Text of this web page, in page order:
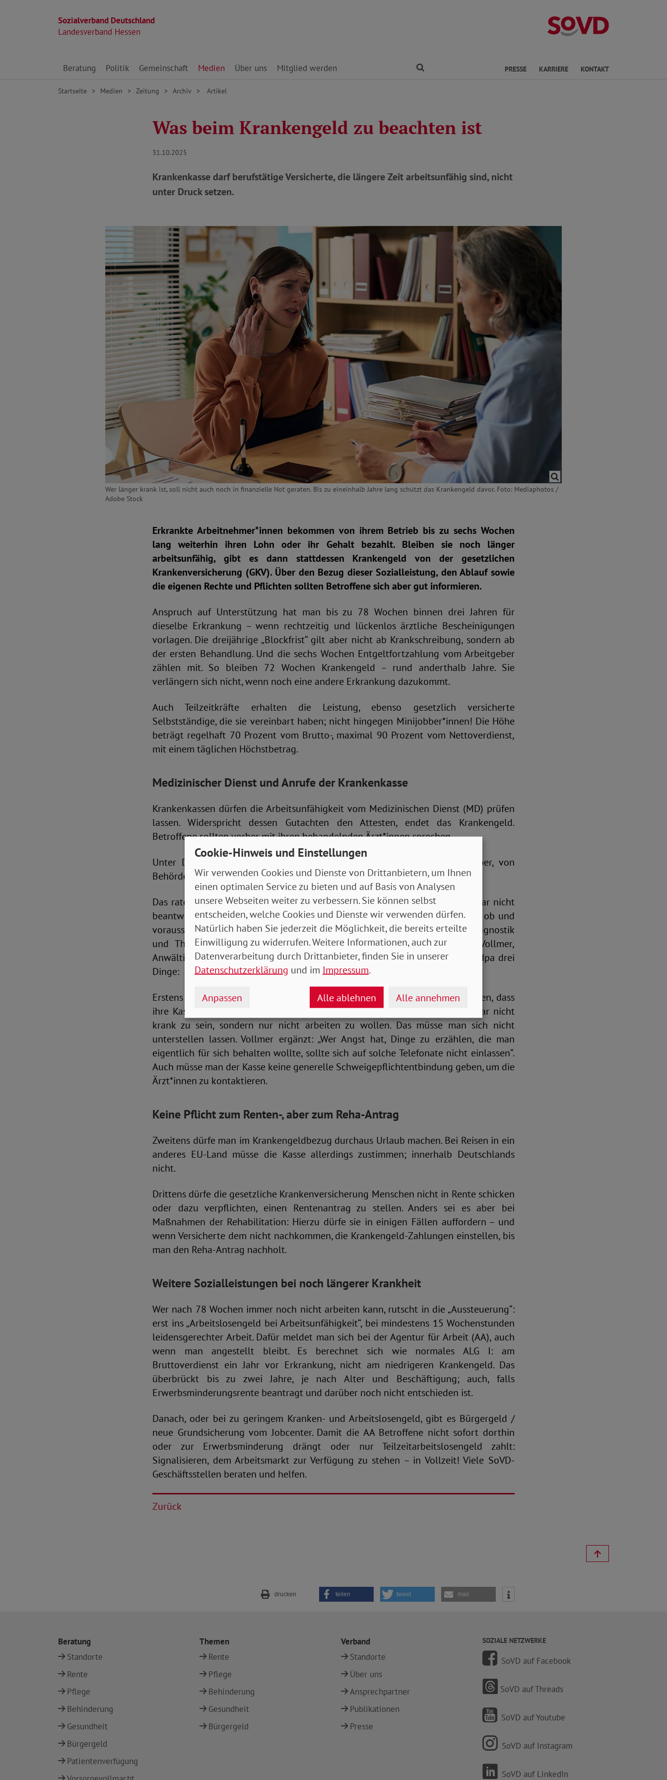
Sozialverband Deutschland
Landesverband Hessen
Landesverband
Direkt zu den Inhalten springen
Beratung Politik Gemeinschaft Medien Über uns Mitglied werden PRESSE KARRIERE KONTAKT
Startseite Medien Zeitung Archiv Artikel
Was beim Krankengeld zu beachten ist
31.10.2025
Krankenkasse darf berufstätige Versicherte, die längere Zeit arbeitsunfähig sind, nicht
unter Druck setzen.
Wer länger krank ist, soll nicht auch noch in finanzielle Not geraten. Bis zu eineinhalb Jahre lang schützt das Krankengeld davor. Foto: Mediaphotos /
Adobe Stock
Erkrankte Arbeitnehmer*innen bekommen von ihrem Betrieb bis zu sechs Wochen
lang weiterhin ihren Lohn oder ihr Gehalt bezahlt. Bleiben sie noch länger
arbeitsunfähig, gibt es dann stattdessen Krankengeld von der gesetzlichen
Krankenversicherung (GKV). Über den Bezug dieser Sozialleistung, den Ablauf sowie
die eigenen Rechte und Pflichten sollten Betroffene sich aber gut informieren.
Anspruch auf Unterstützung hat man bis zu 78 Wochen binnen drei Jahren für
dieselbe Erkrankung – wenn rechtzeitig und lückenlos ärztliche Bescheinigungen
vorlagen. Die dreijährige „Blockfrist“ gilt aber nicht ab Krankschreibung, sondern ab
der ersten Behandlung. Und die sechs Wochen Entgeltfortzahlung vom Arbeitgeber
zählen mit. So bleiben 72 Wochen Krankengeld – rund anderthalb Jahre. Sie
verlängern sich nicht, wenn noch eine andere Erkrankung dazukommt.
Auch Teilzeitkräfte erhalten die Leistung, ebenso gesetzlich versicherte
Selbstständige, die sie vereinbart haben; nicht hingegen Minijobber*innen! Die Höhe
beträgt regelhaft 70 Prozent vom Brutto-, maximal 90 Prozent vom Nettoverdienst,
mit einem täglichen Höchstbetrag.
Medizinischer Dienst und Anrufe der Krankenkasse
Krankenkassen dürfen die Arbeitsunfähigkeit vom Medizinischen Dienst (MD) prüfen
lassen. Widerspricht dessen Gutachten den Attesten, endet das Krankengeld.
Betroffene sollten vorher mit ihren behandelnden Ärzt*innen sprechen.
Unter Druck setzen lassen sollten sie sich aber nie – ob vom Arbeitgeber, von
Behörden oder von der Krankenkasse!
Das raten auch die Verbraucherzentralen (VZ). Vieles müsse man der Kasse gar nicht
beantworten. Neben Zahlungsdaten dürfe sie an sich nur zwei Dinge fragen: ob und
voraussichtlich wann wieder eine Arbeitsfähigkeit absehbar ist – und ob Diagnostik
und Therapien geplant sind, die das vorerst noch verhindern. Yvonne Vollmer,
Anwältin und Patientenberaterin der VZ Hamburg, ergänzte gegenüber der dpa drei
Dinge:
Erstens müsse niemand mit GKV-Mitarbeitenden telefonieren. Viele berichteten, dass
ihre Kasse sie anrufe und „drangsaliere“. Sie stünden unter dem Verdacht, gar nicht
krank zu sein, sondern nur nicht arbeiten zu wollen. Das müsse man sich nicht
unterstellen lassen. Vollmer ergänzt: „Wer Angst hat, Dinge zu erzählen, die man
eigentlich für sich behalten wollte, sollte sich auf solche Telefonate nicht einlassen“.
Auch müsse man der Kasse keine generelle Schweigepflichtentbindung geben, um die
Ärzt*innen zu kontaktieren.
Keine Pflicht zum Renten-, aber zum Reha-Antrag
Zweitens dürfe man im Krankengeldbezug durchaus Urlaub machen. Bei Reisen in ein
anderes EU-Land müsse die Kasse allerdings zustimmen; innerhalb Deutschlands
nicht.
Drittens dürfe die gesetzliche Krankenversicherung Menschen nicht in Rente schicken
oder dazu verpflichten, einen Rentenantrag zu stellen. Anders sei es aber bei
Maßnahmen der Rehabilitation: Hierzu dürfe sie in einigen Fällen auffordern – und
wenn Versicherte dem nicht nachkommen, die Krankengeld-Zahlungen einstellen, bis
man den Reha-Antrag nachholt.
Weitere Sozialleistungen bei noch längerer Krankheit
Wer nach 78 Wochen immer noch nicht arbeiten kann, rutscht in die „Aussteuerung“:
erst ins „Arbeitslosengeld bei Arbeitsunfähigkeit“, bei mindestens 15 Wochenstunden
leidensgerechter Arbeit. Dafür meldet man sich bei der Agentur für Arbeit (AA), auch
wenn man angestellt bleibt. Es berechnet sich wie normales ALG I: am
Bruttoverdienst ein Jahr vor Erkrankung, nicht am niedrigeren Krankengeld. Das
überbrückt bis zu zwei Jahre, je nach Alter und Beschäftigung; auch, falls
Erwerbsminderungsrente beantragt und darüber noch nicht entschieden ist.
Danach, oder bei zu geringem Kranken- und Arbeitslosengeld, gibt es Bürgergeld /
neue Grundsicherung vom Jobcenter. Damit die AA Betroffene nicht sofort dorthin
oder zur Erwerbsminderung drängt oder nur Teilzeitarbeitslosengeld zahlt:
Signalisieren, dem Arbeitsmarkt zur Verfügung zu stehen – in Vollzeit! Viele SoVD-
Geschäftsstellen beraten und helfen.
Zurück
drucken teilen tweet mail
Beratung
Standorte
Rente
Pflege
Behinderung
Gesundheit
Bürgergeld
Patientenverfügung
Themen
Rente
Pflege
Behinderung
Gesundheit
Bürgergeld
Verband
Standorte
Über uns
Ansprechpartner
Publikationen
Presse
SOZIALE NETZWERKE
SoVD auf Facebook
SoVD auf Threads
SoVD auf Youtube
SoVD auf Instagram
SoVD auf LinkedIn
Cookie-Hinweis und Einstellungen
Wir verwenden Cookies und Dienste von Drittanbietern, um Ihnen
einen optimalen Service zu bieten und auf Basis von Analysen
unsere Webseiten weiter zu verbessern. Sie können selbst
entscheiden, welche Cookies und Dienste wir verwenden dürfen.
Natürlich haben Sie jederzeit die Möglichkeit, die bereits erteilte
Einwilligung zu widerrufen. Weitere Informationen, auch zur
Datenverarbeitung durch Drittanbieter, finden Sie in unserer
Datenschutzerklärung und im Impressum.
Anpassen Alle ablehnen Alle annehmen